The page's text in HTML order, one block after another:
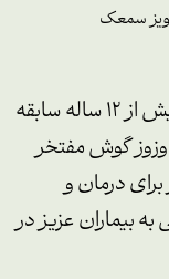
سمعک
کلینیک شنوایی و تجویز سمعک نجوا با بیش از ۱۲ ساله سابقه
گوش مفتخر
درمان و
بیماران عزیز در